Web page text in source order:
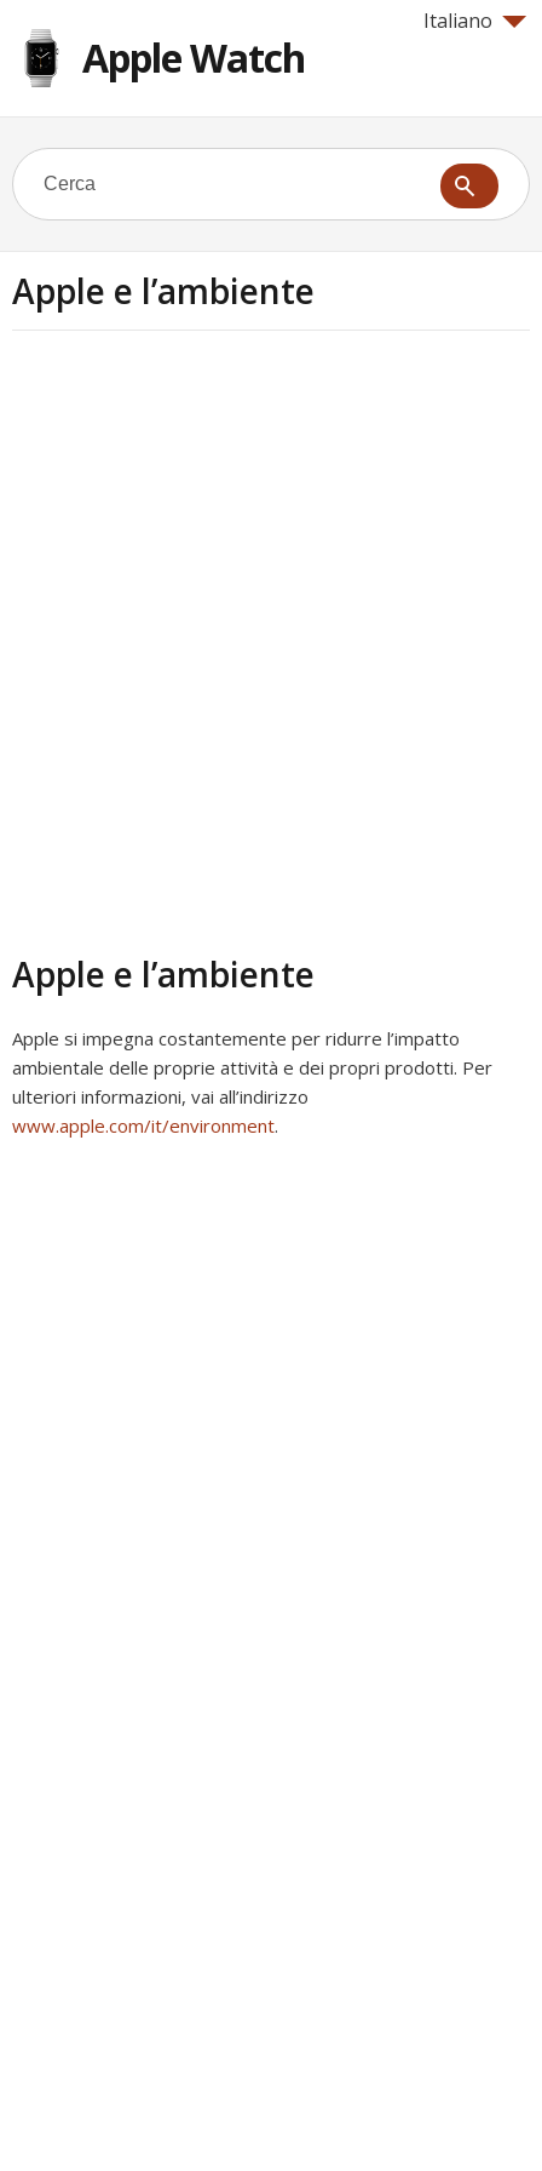
Italiano
Apple Watch
Apple e l’ambiente
Apple e l’ambiente
Apple si impegna costantemente per ridurre l’impatto
ambientale delle proprie attività e dei propri prodotti. Per
ulteriori informazioni, vai all’indirizzo
www.apple.com/it/environment.